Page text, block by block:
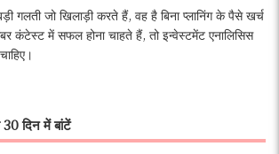
गलती जो खिलाड़ी करते हैं, वह है बिना प्लानिंग के पैसे खर्च
कंटेस्ट में सफल होना चाहते हैं, तो इन्वेस्टमेंट एनालिसिस
दिन में बांटें